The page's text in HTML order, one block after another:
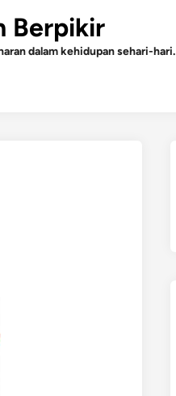
Berpikir
dalam kehidupan sehari-hari.